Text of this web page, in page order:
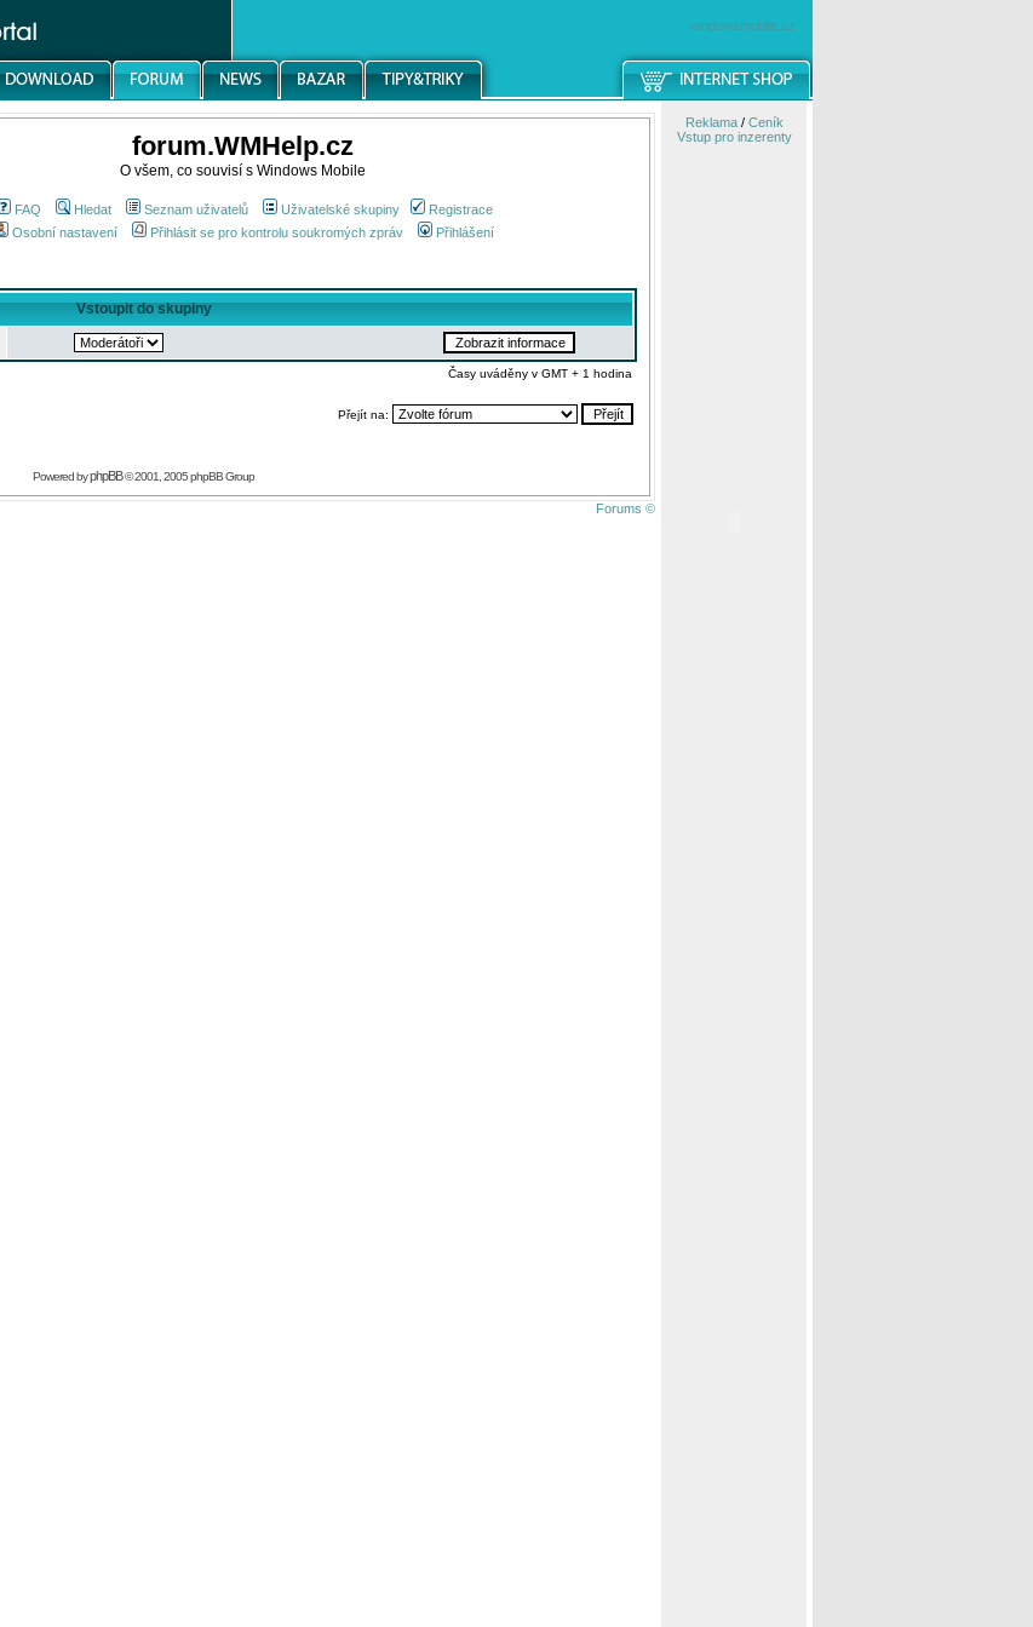
windowsmobile.cz
forum.WMHelp.cz
O všem, co souvisí s Windows Mobile
FAQ Hledat Seznam uživatelů Uživatelské skupiny
Registrace
Osobní nastavení
Přihlásit se pro kontrolu soukromých zpráv Přihlášení
Vstoupit do skupiny
Časy uváděny v GMT + 1 hodina
Přejít na:
Powered byphpBB© 2001, 2005 phpBB Group
Forums ©
Reklama/ Ceník
Vstup pro inzerenty